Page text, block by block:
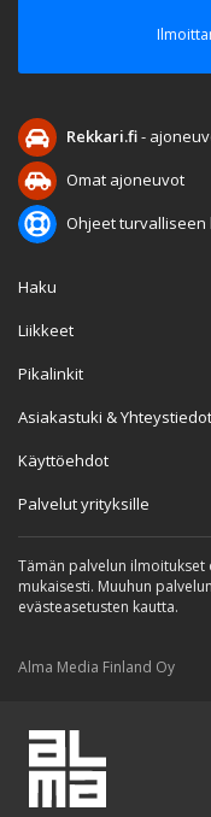
Rekkari.fi-
Omat ajoneuvot
Ohjeet
Haku
Liikkeet
Pikalinkit
Asiakastuki & Yhteystiedot
Käyttöehdot
Palvelut yrityksille
Tämän palvelun ilmoitukset
mukaisesti. Muuhun
evästeasetusten kautta.
Alma Media Finland Oy